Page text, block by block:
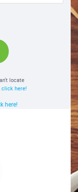
locate
click here!
here!